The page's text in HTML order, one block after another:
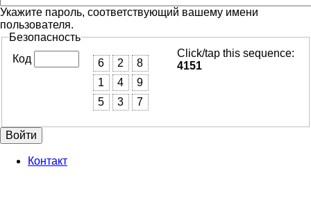
Укажите пароль, соответствующий вашему имени
пользователя.
Безопасность
Код
6 2
8
1
4
9
5
3 7
Click/tap this sequence:
4151
Контакт